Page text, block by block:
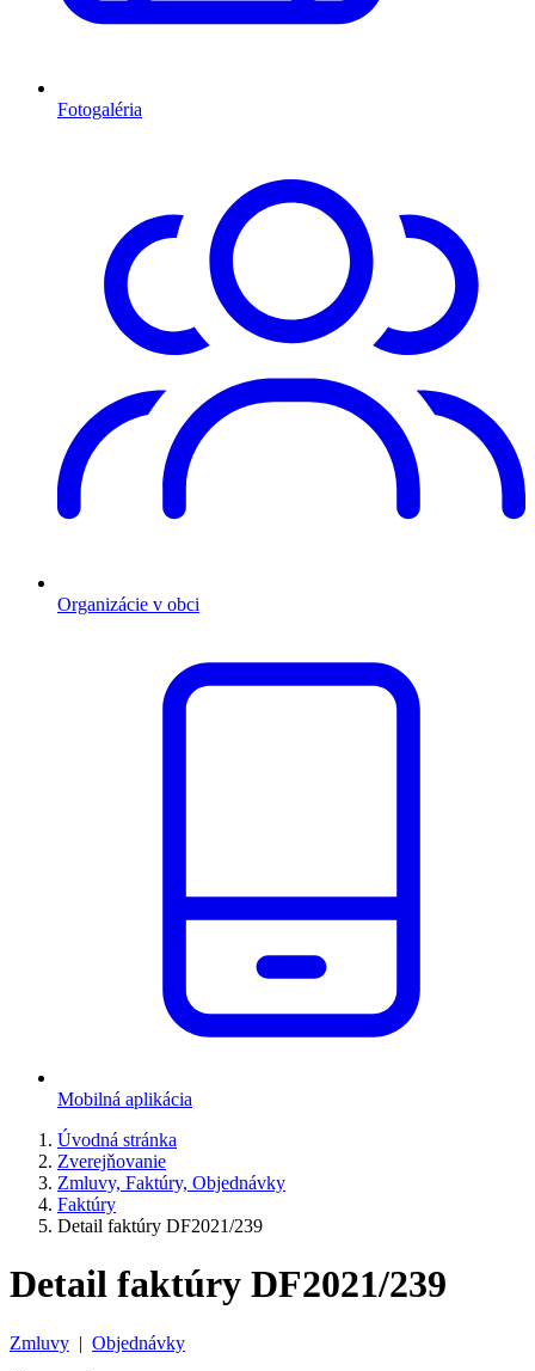
Fotogaléria
Organizácie v obci
Mobilná aplikácia
Úvodná stránka
Zverejňovanie
Zmluvy, Faktúry, Objednávky
Faktúry
Detail faktúry DF2021/239
Detail faktúry DF2021/239
Zmluvy | Objednávky